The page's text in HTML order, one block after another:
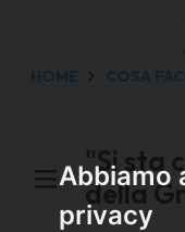
Abbiamo
privacy
HOME COSA
"Si sta
della